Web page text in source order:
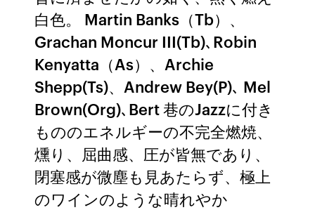
白色。 Martin Banks（Tb）、
Grachan Moncur III(Tb)､Robin
Kenyatta（As）、Archie
Shepp(Ts)、Andrew Bey(P)､ Mel
Brown(Org)､Bert 巷のJazzに付き
もののエネルギーの不完全燃焼、
燻り、屈曲感、圧が皆無であり、
閉塞感が微塵も見あたらず、極上
のワインのような晴れやか